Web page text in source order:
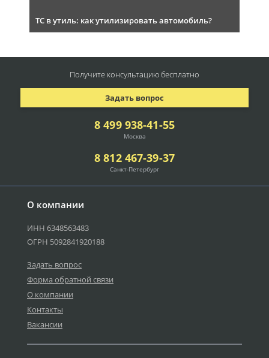
ТС в утиль: как утилизировать автомобиль?
О компании
ИНН 6348563483
ОГРН 5092841920188
Задать вопрос
Форма обратной связи
О компании
Контакты
Вакансии
8 499 938-41-55
Москва
8 812 467-39-37
Санкт-Петербург
Задать вопрос
Получите консультациюбесплатно